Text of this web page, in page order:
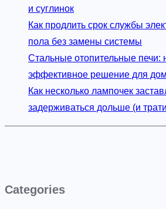
с
и
о
н
а
л
ь
о
и суглинок
Как продлить срок службы
пола без замены системы
Стальные отопительные печи:
эффективное решение для
Как несколько лампочек
задерживаться дольше (и
Categories